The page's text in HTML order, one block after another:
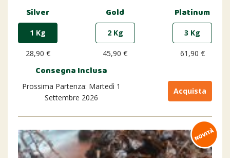
Silver
1 Kg
28,90 €
Gold
2 Kg
45,90 €
Platinum
3 Kg
61,90 €
Consegna Inclusa
Prossima Partenza: Martedì 1
Settembre 2026
Acquista